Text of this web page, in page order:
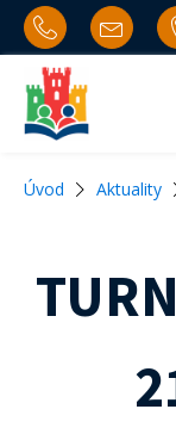
Úvod Aktuality